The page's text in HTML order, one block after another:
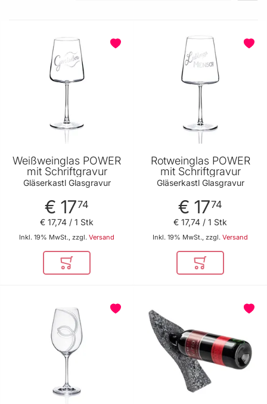
Weißweinglas POWER
mit Schriftgravur
Gläserkastl Glasgravur
€ 1774
Inkl. 19% MwSt., zzgl. Versand
€ 17,74 / 1 Stk
In den Warenkorb
Rotweinglas POWER
mit Schriftgravur
Gläserkastl Glasgravur
€ 1774
Inkl. 19% MwSt., zzgl. Versand
€ 17,74 / 1 Stk
In den